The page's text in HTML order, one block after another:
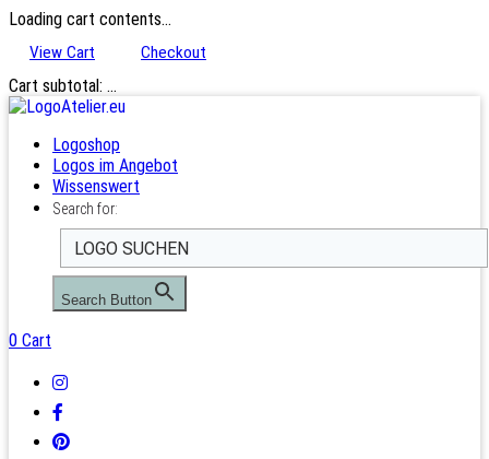
Loading cart contents...
View Cart Checkout
Cart subtotal: …
Logoshop
Logos im Angebot
Wissenswert
Search for:
Search Button
0 Cart